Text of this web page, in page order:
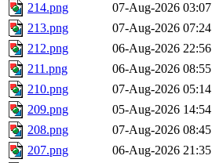
214.png
07-Aug-2026 03:07
213.png
07-Aug-2026 07:24
212.png
06-Aug-2026 22:56
211.png
06-Aug-2026 08:55
210.png
07-Aug-2026 05:14
209.png
05-Aug-2026 14:54
208.png
07-Aug-2026 08:45
207.png
06-Aug-2026 21:35